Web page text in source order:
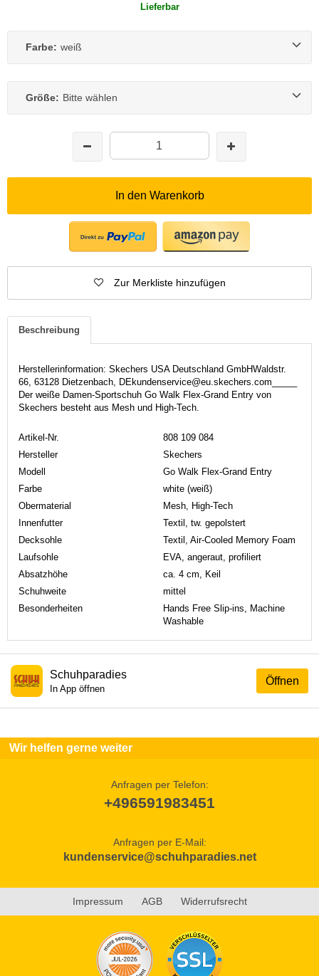
Lieferbar
Farbe: weiß
Größe: Bitte wählen
In den Warenkorb
Zur Merkliste hinzufügen
Beschreibung
Herstellerinformation: Skechers USA Deutschland GmbHWaldstr.
66, 63128 Dietzenbach, DEkundenservice@eu.skechers.com_____
Der weiße Damen-Sportschuh Go Walk Flex-Grand Entry von
Skechers besteht aus Mesh und High-Tech.
Artikel-Nr.
808 109 084
Hersteller
Skechers
Modell
Go Walk Flex-Grand Entry
Farbe
white (weiß)
Obermaterial
Mesh, High-Tech
Innenfutter
Textil, tw. gepolstert
Decksohle
Textil, Air-Cooled Memory Foam
Laufsohle
EVA, angeraut, profiliert
Absatzhöhe
ca. 4 cm, Keil
Schuhweite
mittel
Besonderheiten
Hands Free Slip-ins, Machine
Washable
Öffnen
Schuhparadies
In App öffnen
Wir helfen gerne weiter
Anfragen per Telefon:
+496591983451
Anfragen per E-Mail:
kundenservice@schuhparadies.net
Impressum AGB Widerrufsrecht